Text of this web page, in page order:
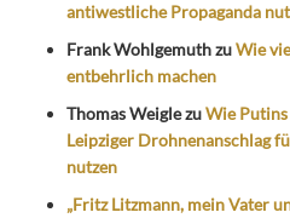
antiwestliche Propaganda
Frank WohlgemuthzuWie
entbehrlich machen
Thomas WeiglezuWie
Leipziger Drohnenanschlag
nutzen
„Fritz Litzmann, mein Vater